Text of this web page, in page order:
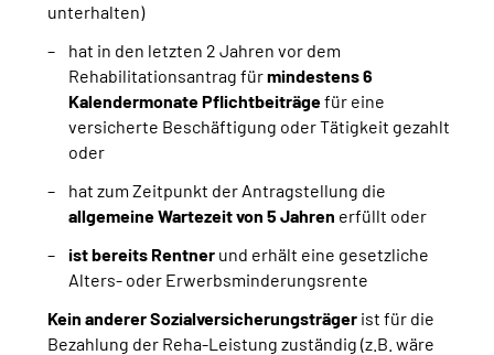
unterhalten)
hat in den letzten 2 Jahren vor dem
Rehabilitationsantrag fürmindestens 6
Kalendermonate Pflichtbeiträgefür eine
versicherte Beschäftigung oder Tätigkeit gezahlt
oder
hat zum Zeitpunkt der Antragstellung die
allgemeine Wartezeit von 5 Jahren erfüllt oder
ist bereits Rentner und erhält eine gesetzliche
Alters- oder Erwerbsminderungsrente
Kein anderer Sozialversicherungsträger ist für die
Bezahlung der Reha-Leistung zuständig (z.B. wäre